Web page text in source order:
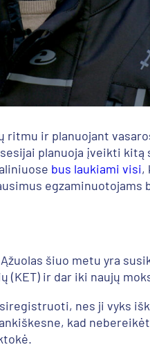
ir planuojant
planuoja įveikti
bus laukiami visi,
šiuo metu yra
ir dar iki naujų
nes ji vyks
kad